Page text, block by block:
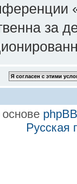
за
phpBB
Русская